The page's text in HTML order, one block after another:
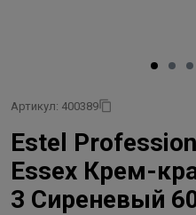
Артикул: 400389
Estel
Essex Крем-
3 Сиреневый